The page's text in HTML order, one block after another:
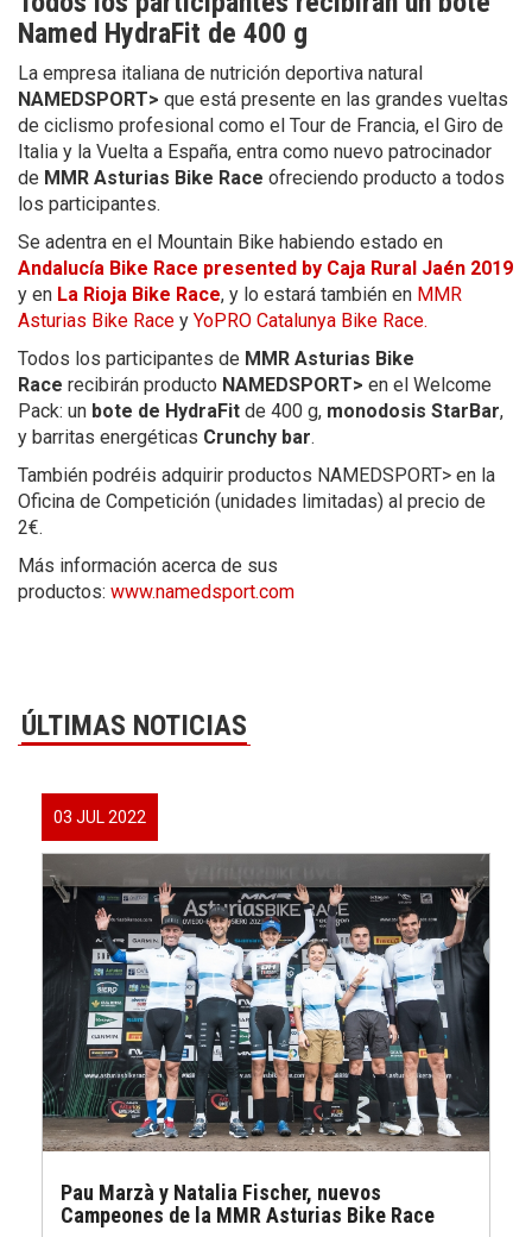
Named HydraFit de 400 g
La empresa italiana de nutrición deportiva natural
NAMEDSPORT> que está presente en las grandes vueltas
de ciclismo profesional como el Tour de Francia, el Giro de
Italia y la Vuelta a España, entra como nuevo patrocinador
de MMR Asturias Bike Race ofreciendo producto a todos
los participantes.
Se adentra en el Mountain Bike habiendo estado en
Andalucía Bike Race presented by Caja Rural Jaén 2019
y en La Rioja Bike Race, y lo estará también en MMR
Asturias Bike Race y YoPRO Catalunya Bike Race.
Todos los participantes de MMR Asturias Bike
Race recibirán producto NAMEDSPORT> en el Welcome
Pack: un bote de HydraFit de 400 g, monodosis StarBar,
y barritas energéticas Crunchy bar.
También podréis adquirir productos NAMEDSPORT> en la
Oficina de Competición (unidades limitadas) al precio de
2€.
Más información acerca de sus
productos: www.namedsport.com
ÚLTIMAS NOTICIAS
03 JUL 2022
Pau Marzà y Natalia Fischer, nuevos
Campeones de la MMR Asturias Bike Race